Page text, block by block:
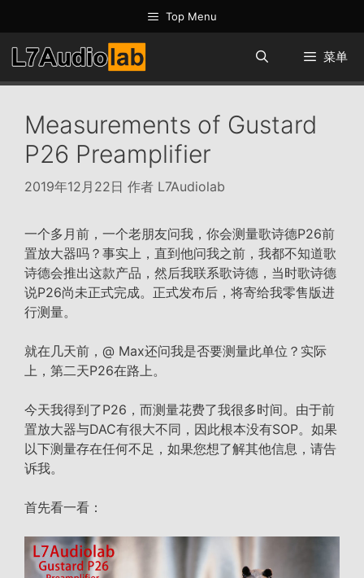
至
内
容
Top Menu
菜单
Measurements of Gustard
P26 Preamplifier
2019年12月22日 作者 L7Audiolab
一个多月前，一个老朋友问我，你会测量歌诗德P26前
置放大器吗？事实上，直到他问我之前，我都不知道歌
诗德会推出这款产品，然后我联系歌诗德，当时歌诗德
说P26尚未正式完成。正式发布后，将寄给我零售版进
行测量。
就在几天前，@ Max还问我是否要测量此单位？实际
上，第二天P26在路上。
今天我得到了P26，而测量花费了我很多时间。由于前
置放大器与DAC有很大不同，因此根本没有SOP。如果
以下测量存在任何不足，如果您想了解其他信息，请告
诉我。
首先看一看：